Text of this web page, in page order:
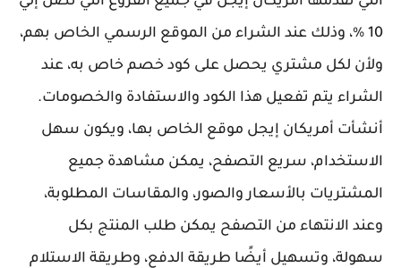
10 %، وذلك عند الشراء من الموقع الرسمي الخاص بهم،
ولأن لكل مشتري يحصل على كود خصم خاص به، عند
الشراء يتم تفعيل هذا الكود والاستفادة والخصومات.
أنشأت أمريكان إيجل موقع الخاص بها، ويكون سهل
الاستخدام، سريع التصفح، يمكن مشاهدة جميع
المشتريات بالأسعار والصور، والمقاسات المطلوبة،
وعند الانتهاء من التصفح يمكن طلب المنتج بكل
سهولة، وتسهيل أيضًا طريقة الدفع، وطريقة الاستلام